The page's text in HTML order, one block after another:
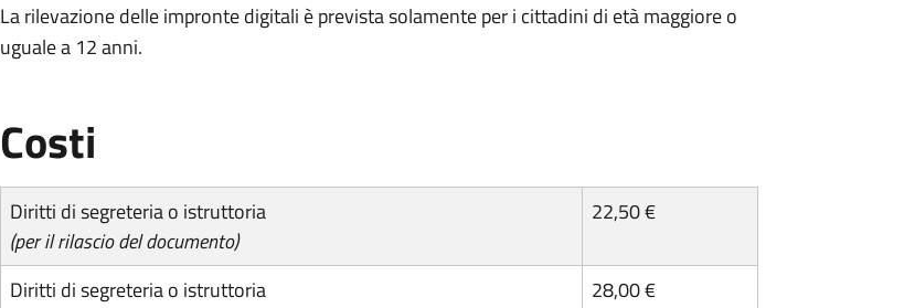
La rilevazione delle impronte digitali è prevista solamente per i cittadini di età maggiore o
uguale a 12 anni.
Costi
Diritti di segreteria o istruttoria
(per il rilascio del documento)
22,50 €
Diritti di segreteria o istruttoria
28,00 €